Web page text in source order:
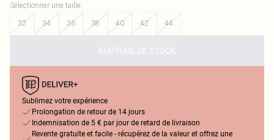
Sélectionner une taille:
32
34 36 38 40 42 44
RUPTURE DE STOCK
Sublimez votre expérience
Prolongation de retour de 14 jours
Indemnisation de 5 € par jour de retard de livraison
Revente gratuite et facile - récupérez de la valeur et offrez une